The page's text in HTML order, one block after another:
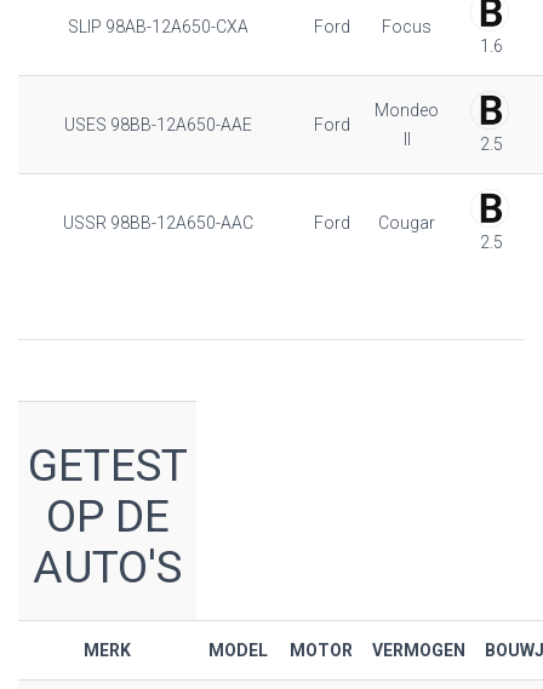
SLIP 98AB-12A650-CXA Ford
Focus
1.6
USES 98BB-12A650-AAE Ford
Mondeo
2.5
USSR 98BB-12A650-AAC Ford
Cougar
2.5
GETEST
OP DE
AUTO'S
MERK MODEL MOTOR VERMOGEN